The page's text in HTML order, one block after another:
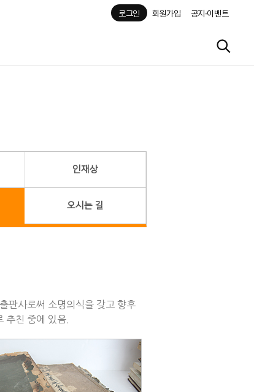
로그인 회원가입 공지·이벤트
인재상
오시는 길
판사로써 소명의식을 갖고 향후
추친 중에 있음.